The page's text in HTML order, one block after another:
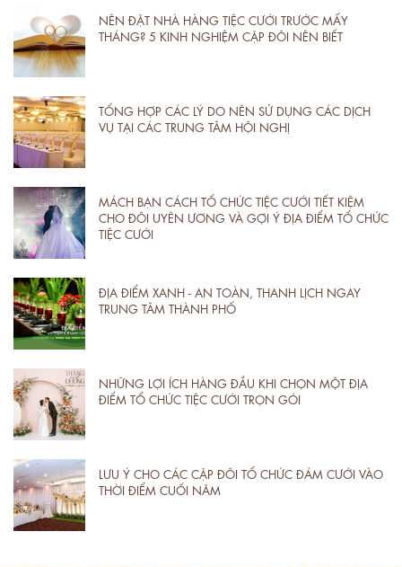
NÊN ĐẶT NHÀ HÀNG TIỆC CƯỚI TRƯỚC MẤY
THÁNG? 5 KINH NGHIỆM CẶP ĐÔI NÊN BIẾT
TỔNG HỢP CÁC LÝ DO NÊN SỬ DỤNG CÁC DỊCH
VỤ TẠI CÁC TRUNG TÂM HỘI NGHỊ
MÁCH BẠN CÁCH TỔ CHỨC TIỆC CƯỚI TIẾT KIỆM
CHO ĐÔI UYÊN ƯƠNG VÀ GỢI Ý ĐỊA ĐIỂM TỔ CHỨC
TIỆC CƯỚI
ĐỊA ĐIỂM XANH - AN TOÀN, THANH LỊCH NGAY
TRUNG TÂM THÀNH PHỐ
NHỮNG LỢI ÍCH HÀNG ĐẦU KHI CHỌN MỘT ĐỊA
ĐIỂM TỔ CHỨC TIỆC CƯỚI TRỌN GÓI
LƯU Ý CHO CÁC CẶP ĐÔI TỔ CHỨC ĐÁM CƯỚI VÀO
THỜI ĐIỂM CUỐI NĂM